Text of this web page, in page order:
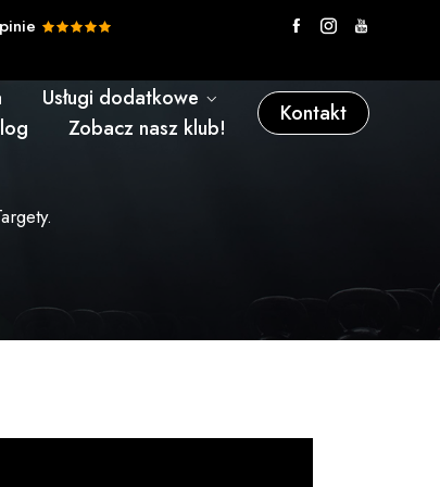
Usługi dodatkowe
Zobacz nasz klub!
Kontakt